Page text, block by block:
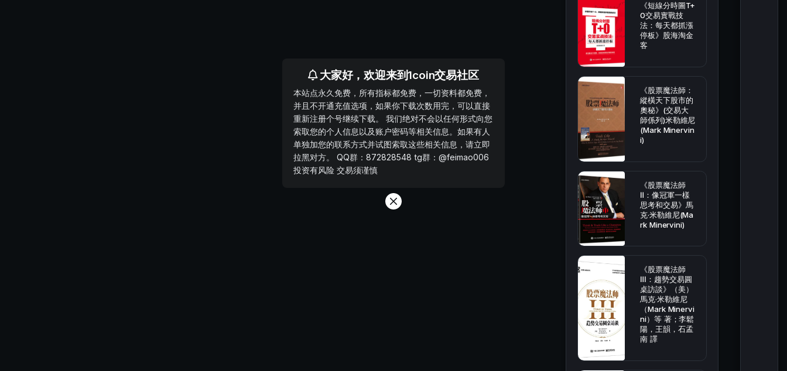
《短線分時圖T+
0交易實戰技
法：每天都抓漲
停板》股海淘金
客
《股票魔法師：
縱橫天下股市的
奧秘》(交易大
師係列)米勒維尼
(Mark Minervin
i)
《股票魔法師
Ⅱ：像冠軍一樣
思考和交易》馬
克·米勒維尼(Ma
rk Minervini)
《股票魔法師
Ⅲ：趨勢交易圓
桌訪談》（美）
馬克·米勒維尼
（Mark Minervi
ni）等 著；李鬆
陽，王韻，石孟
南 譯
大家好，欢迎来到1coin交易社区
本站点永久免费，所有指标都免费，一切资料都免费，
并且不开通充值选项，如果你下载次数用完，可以直接
重新注册个号继续下载。 我们绝对不会以任何形式向您
索取您的个人信息以及账户密码等相关信息。如果有人
单独加您的联系方式并试图索取这些相关信息，请立即
拉黑对方。 QQ群：872828548 tg群：@feimao006
投资有风险 交易须谨慎